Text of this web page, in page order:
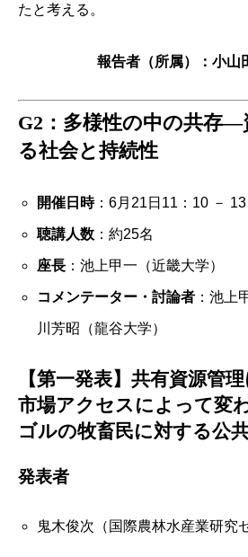
たと考える。
報告者（所属）：小山
G2：多様性の中の共存―
る社会と持続性
開催日時：6月21日11：10 －
聴講人数：約25名
座長： 池上甲一（近畿大学）
コメンテーター・討論者： 池上
川芳昭（龍谷大学）
【第一発表】共有資源管
市場アクセスによって変
ゴルの牧畜民に対する公
発表者
鬼木俊次（国際農林水産業研究